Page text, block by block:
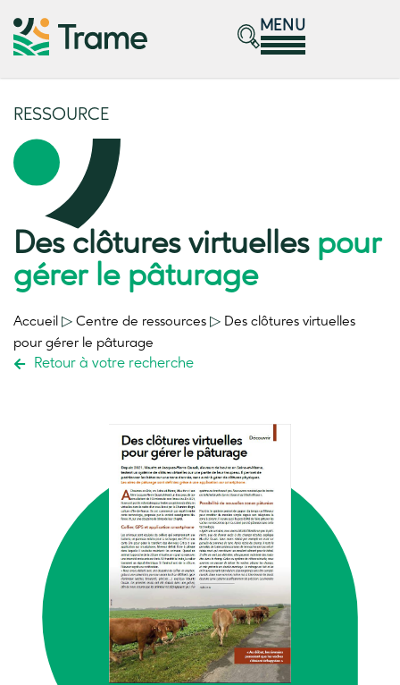
MENU
RESSOURCE
Des clôtures virtuelles pour
gérer le pâturage
Accueil ▷ Centre de ressources ▷ Des clôtures virtuelles
pour gérer le pâturage
Retour à votre recherche